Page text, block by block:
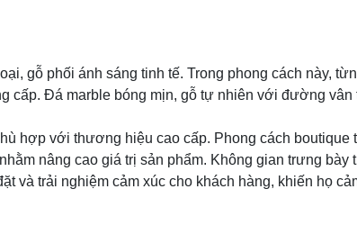
gỗ phối ánh sáng tinh tế. Trong phong cách này,
cấp. Đá marble bóng mịn, gỗ tự nhiên với đường
hợp với thương hiệu cao cấp. Phong cách
nâng cao giá trị sản phẩm. Không gian trưng
và trải nghiệm cảm xúc cho khách hàng, khiến họ